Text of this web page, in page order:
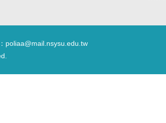
poliaa@mail.nsysu.edu.tw